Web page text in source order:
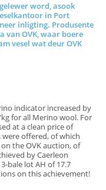
word, asook
in Port
inligting. Produsente
van OVK, waar boere
vesel wat deur OVK
indicator increased by
kg for all Merino wool. For
at a clean price of
were offered, of which
the OVK auction, of
by Caerleon
bale lot AH of 17.7
on this achievement!